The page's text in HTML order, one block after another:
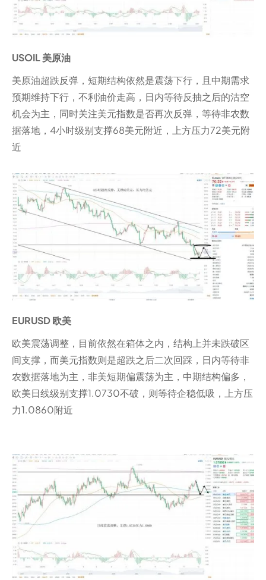
USOIL 美原油
美原油超跌反弹，短期结构依然是震荡下行，且中期需求
预期维持下行，不利油价走高，日内等待反抽之后的沽空
机会为主，同时关注美元指数是否再次反弹，等待非农数
据落地，4小时级别支撑68美元附近，上方压力72美元附
近
EURUSD 欧美
欧美震荡调整，目前依然在箱体之内，结构上并未跌破区
间支撑，而美元指数则是超跌之后二次回踩，日内等待非
农数据落地为主，非美短期偏震荡为主，中期结构偏多，
欧美日线级别支撑1.0730不破，则等待企稳低吸，上方压
力1.0860附近